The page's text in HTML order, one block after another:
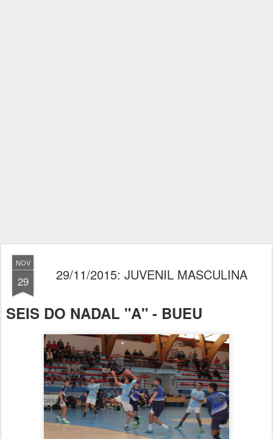
NOV
29 29/11/2015: JUVENIL MASCULINA
SEIS DO NADAL "A" - BUEU